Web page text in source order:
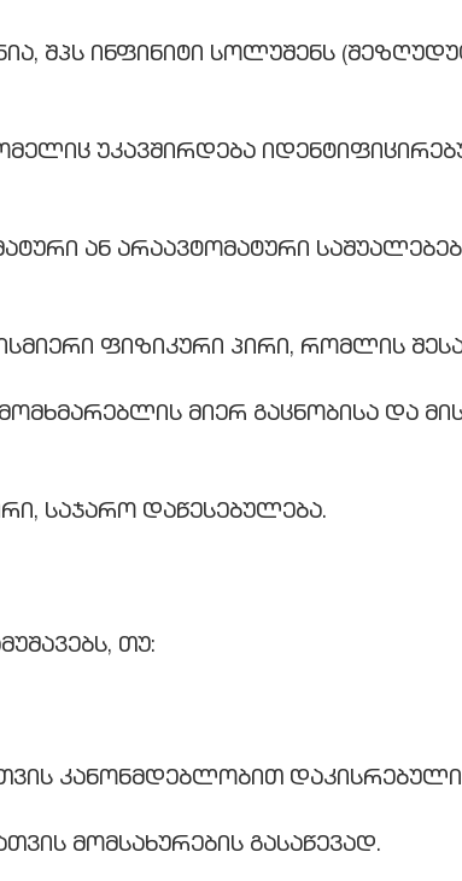
შპს ინფინიტი სოლუშენს
უკავშირდება
ან არაავტომატური
ფიზიკური პირი, რომლის
მიერ გაცნობისა და
საჯარო დაწესებულება.
თუ:
კანონმდებლობით
მომსახურების გასაწევად.